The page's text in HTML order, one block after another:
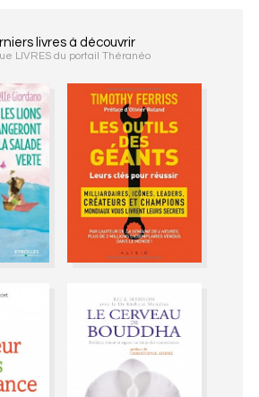
livres à découvrir
LIVRES du portail Théranéo